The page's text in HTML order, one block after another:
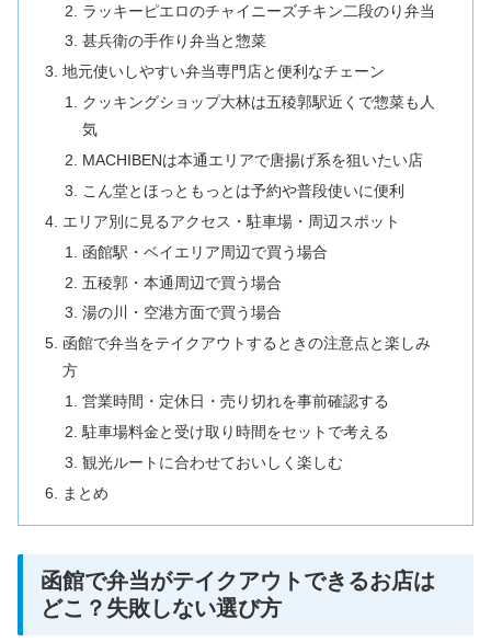
ラッキーピエロのチャイニーズチキン二段のり弁当
甚兵衛の手作り弁当と惣菜
地元使いしやすい弁当専門店と便利なチェーン
クッキングショップ大林は五稜郭駅近くで惣菜も人
気
MACHIBENは本通エリアで唐揚げ系を狙いたい店
こん堂とほっともっとは予約や普段使いに便利
エリア別に見るアクセス・駐車場・周辺スポット
函館駅・ベイエリア周辺で買う場合
五稜郭・本通周辺で買う場合
湯の川・空港方面で買う場合
函館で弁当をテイクアウトするときの注意点と楽しみ
方
営業時間・定休日・売り切れを事前確認する
駐車場料金と受け取り時間をセットで考える
観光ルートに合わせておいしく楽しむ
まとめ
函館で弁当がテイクアウトできるお店は
どこ？失敗しない選び方